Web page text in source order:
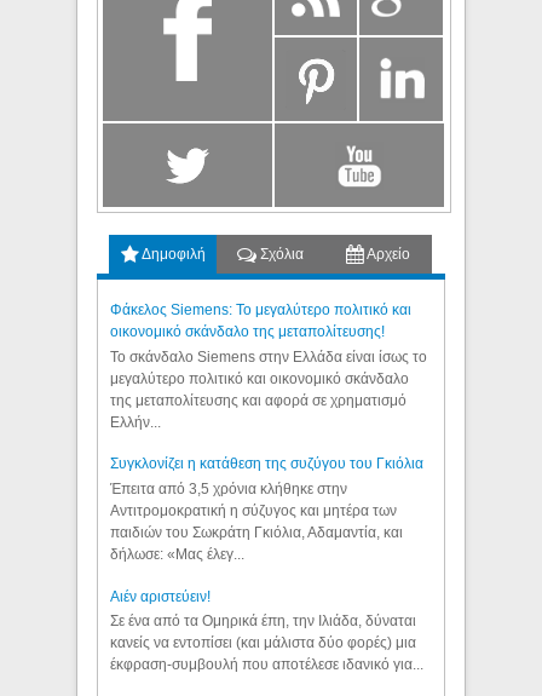
Δημοφιλή Σχόλια Αρχείο
Φάκελος Siemens: Το μεγαλύτερο πολιτικό και
οικονομικό σκάνδαλο της μεταπολίτευσης!
Το σκάνδαλο Siemens στην Ελλάδα είναι ίσως το
μεγαλύτερο πολιτικό και οικονομικό σκάνδαλο
της μεταπολίτευσης και αφορά σε χρηματισμό
Ελλήν...
Συγκλονίζει η κατάθεση της συζύγου του Γκιόλια
Έπειτα από 3,5 χρόνια κλήθηκε στην
Αντιτρομοκρατική η σύζυγος και μητέρα των
παιδιών του Σωκράτη Γκιόλια, Αδαμαντία, και
δήλωσε: «Μας έλεγ...
Aιέν αριστεύειν!
Σε ένα από τα Ομηρικά έπη, την Ιλιάδα, δύναται
κανείς να εντοπίσει (και μάλιστα δύο φορές) μια
έκφραση-συμβουλή που αποτέλεσε ιδανικό για...